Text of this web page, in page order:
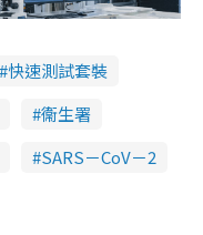
快速測試套裝
衞生署
SARS－CoV－2